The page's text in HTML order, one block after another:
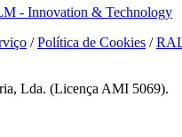
- Innovation & Technology
/Política de Cookies /
Lda. (Licença AMI 5069).